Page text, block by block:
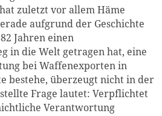
zuletzt vor allem Häme
aufgrund der Geschichte
Jahren einen
in die Welt getragen hat, eine
bei Waffenexporten in
bestehe, überzeugt nicht in der
Frage lautet: Verpflichtet
Verantwortung